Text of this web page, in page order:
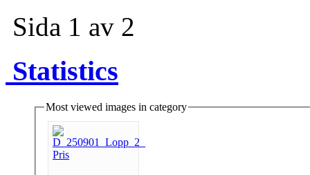
Sida 1 av 2
Statistics
Most viewed images in category